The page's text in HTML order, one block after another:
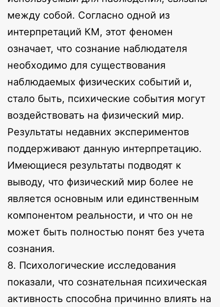
между собой. Согласно одной из
интерпретаций КМ, этот феномен
означает, что сознание наблюдателя
необходимо для существования
наблюдаемых физических событий и,
стало быть, психические события могут
воздействовать на физический мир.
Результаты недавних экспериментов
поддерживают данную интерпретацию.
Имеющиеся результаты подводят к
выводу, что физический мир более не
является основным или единственным
компонентом реальности, и что он не
может быть полностью понят без учета
сознания.
8. Психологические исследования
показали, что сознательная психическая
активность способна причинно влиять на